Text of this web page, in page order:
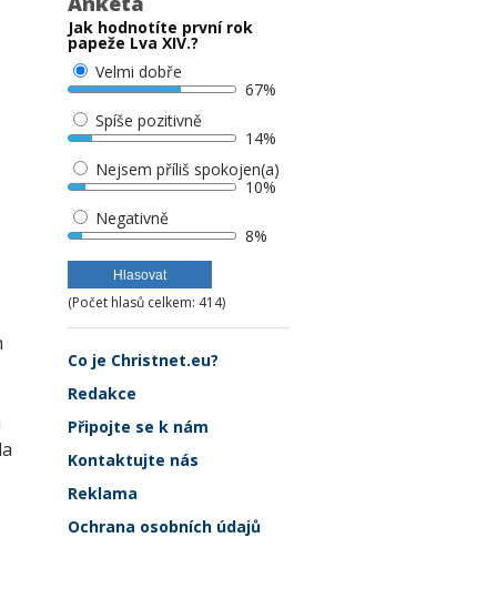
Jak hodnotíte první rok
papeže Lva XIV.?
Velmi dobře
67%
Spíše pozitivně
14%
Nejsem příliš spokojen(a)
10%
Negativně
8%
(Počet hlasů celkem: 414)
Co je Christnet.eu?
Redakce
Připojte se k nám
Kontaktujte nás
Reklama
Ochrana osobních údajů